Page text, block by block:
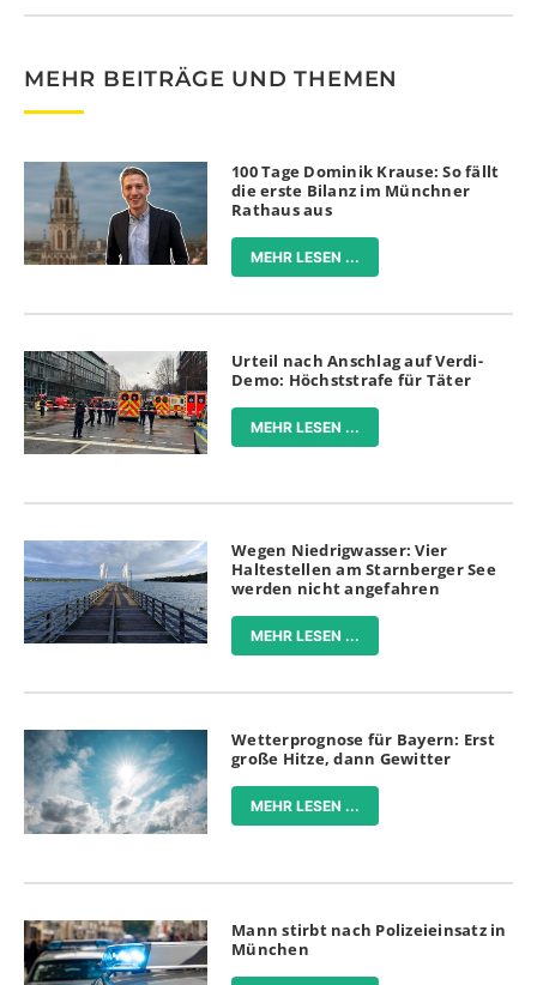
MEHR BEITRÄGE UND THEMEN
100 Tage Dominik Krause: So fällt
die erste Bilanz im Münchner
Rathaus aus
MEHR LESEN ...
Urteil nach Anschlag auf Verdi-
Demo: Höchststrafe für Täter
MEHR LESEN ...
Wegen Niedrigwasser: Vier
Haltestellen am Starnberger See
werden nicht angefahren
MEHR LESEN ...
Wetterprognose für Bayern: Erst
große Hitze, dann Gewitter
MEHR LESEN ...
Mann stirbt nach Polizeieinsatz in
München